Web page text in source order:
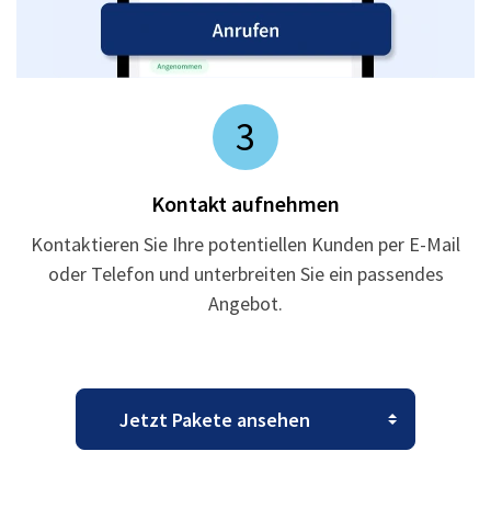
3
Kontakt aufnehmen
Kontaktieren Sie Ihre potentiellen Kunden per E-Mail
oder Telefon und unterbreiten Sie ein passendes
Angebot.